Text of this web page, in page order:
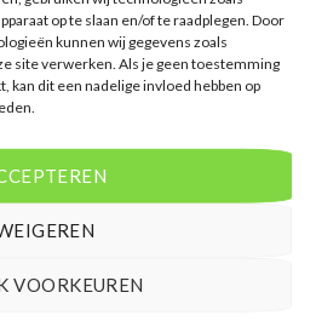
op te slaan en/of te raadplegen. Door
kunnen wij gegevens zoals
site verwerken. Als je geen toestemming
kan dit een nadelige invloed hebben op
VOORKEUREN
dat je de beste deal te pakken
hebt.
/Amsterdam